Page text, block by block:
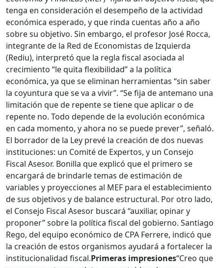
tenga en consideración el desempeño de la actividad
económica esperado, y que rinda cuentas año a año
sobre su objetivo. Sin embargo, el profesor José Rocca,
integrante de la Red de Economistas de Izquierda
(Rediu), interpretó que la regla fiscal asociada al
crecimiento “le quita flexibilidad” a la política
económica, ya que se eliminan herramientas “sin saber
la coyuntura que se va a vivir”. “Se fija de antemano una
limitación que de repente se tiene que aplicar o de
repente no. Todo depende de la evolución económica
en cada momento, y ahora no se puede prever”, señaló.
El borrador de la Ley prevé la creación de dos nuevas
instituciones: un Comité de Expertos, y un Consejo
Fiscal Asesor. Bonilla que explicó que el primero se
encargará de brindarle temas de estimación de
variables y proyecciones al MEF para el establecimiento
de sus objetivos y de balance estructural. Por otro lado,
el Consejo Fiscal Asesor buscará “auxiliar, opinar y
proponer” sobre la política fiscal del gobierno. Santiago
Rego, del equipo económico de CPA Ferrere, indicó que
la creación de estos organismos ayudará a fortalecer la
institucionalidad fiscal.Primeras impresiones“Creo que